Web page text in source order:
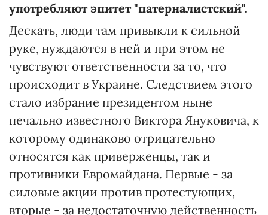
употребляют эпитет "патерналистский".
Дескать, люди там привыкли к сильной
руке, нуждаются в ней и при этом не
чувствуют ответственности за то, что
происходит в Украине. Следствием этого
стало избрание президентом ныне
печально известного Виктора Януковича, к
которому одинаково отрицательно
относятся как приверженцы, так и
противники Евромайдана. Первые - за
силовые акции против протестующих,
вторые - за недостаточную действенность